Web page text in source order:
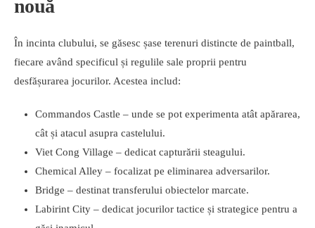
nouă
În incinta clubului, se găsesc șase terenuri distincte de paintball,
fiecare având specificul și regulile sale proprii pentru
desfășurarea jocurilor. Acestea includ:
Commandos Castle – unde se pot experimenta atât apărarea,
cât și atacul asupra castelului.
Viet Cong Village – dedicat capturării steagului.
Chemical Alley – focalizat pe eliminarea adversarilor.
Bridge – destinat transferului obiectelor marcate.
Labirint City – dedicat jocurilor tactice și strategice pentru a